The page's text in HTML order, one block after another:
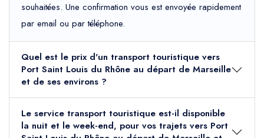
souhaitées. Une confirmation vous est envoyée rapidement
par email ou par téléphone.
Quel est le prix d'un transport touristique vers
Port Saint Louis du Rhône au départ de Marseille
et de ses environs ?
Le service transport touristique est-il disponible
la nuit et le week-end, pour vos trajets vers Port